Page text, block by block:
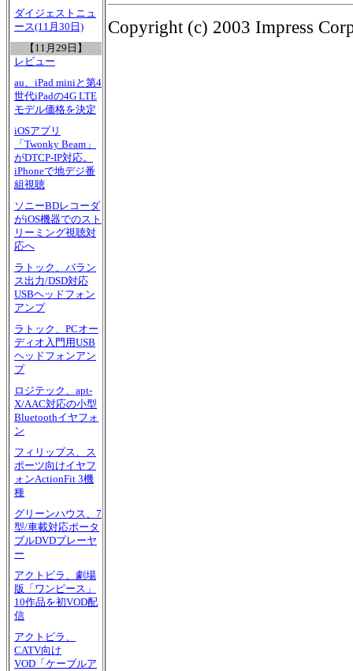
ダイジェストニュ
ース(11月30日)
【11月29日】
レビュー
au、iPad miniと第4
世代iPadの4G LTE
モデル価格を決定
iOSアプリ
「Twonky Beam」
がDTCP-IP対応。
iPhoneで地デジ番
組視聴
ソニーBDレコーダ
がiOS機器でのスト
リーミング視聴対
応へ
ラトック、バラン
ス出力/DSD対応
USBヘッドフォン
アンプ
ラトック、PCオー
ディオ入門用USB
ヘッドフォンアン
プ
ロジテック、apt-
X/AAC対応の小型
Bluetoothイヤフォ
ン
フィリップス、ス
ポーツ向けイヤフ
ォンActionFit 3機
種
グリーンハウス、7
型/車載対応ポータ
ブルDVDプレーヤ
ー
アクトビラ、劇場
版「ワンピース」
10作品を初VOD配
信
アクトビラ、
CATV向け
VOD「ケーブルア
Copyright (c) 2003 Impress